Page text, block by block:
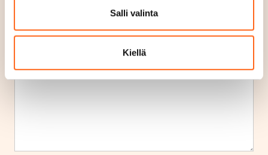
Salli valinta
Kiellä